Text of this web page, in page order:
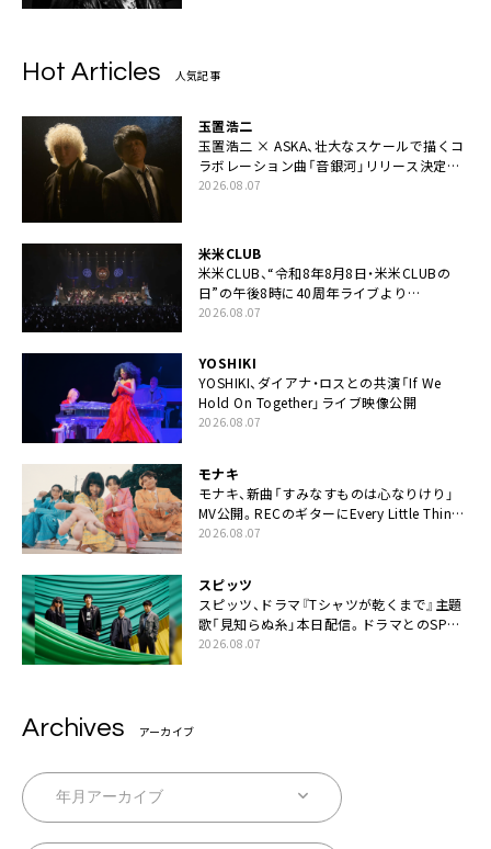
Hot Articles 人気記事
玉置浩二
玉置浩二 × ASKA、壮大なスケールで描くコ
ラボレーション曲「音銀河」リリース決定。
カップリングには新曲「命の宿り」収録も
2026.08.07
米米CLUB
米米CLUB、“令和8年8月8日・米米CLUBの
日”の午後8時に40周年ライブより
「FANtachy medley」を88年限定公開
2026.08.07
YOSHIKI
YOSHIKI、ダイアナ・ロスとの共演「If We
Hold On Together」ライブ映像公開
2026.08.07
モナキ
モナキ、新曲「すみなすものは心なりけり」
MV公開。RECのギターにEvery Little Thing・
伊藤一朗参加も
2026.08.07
スピッツ
スピッツ、ドラマ『Tシャツが乾くまで』主題
歌「見知らぬ糸」本日配信。ドラマとのSPコ
ラボムービー公開も
2026.08.07
Archives アーカイブ